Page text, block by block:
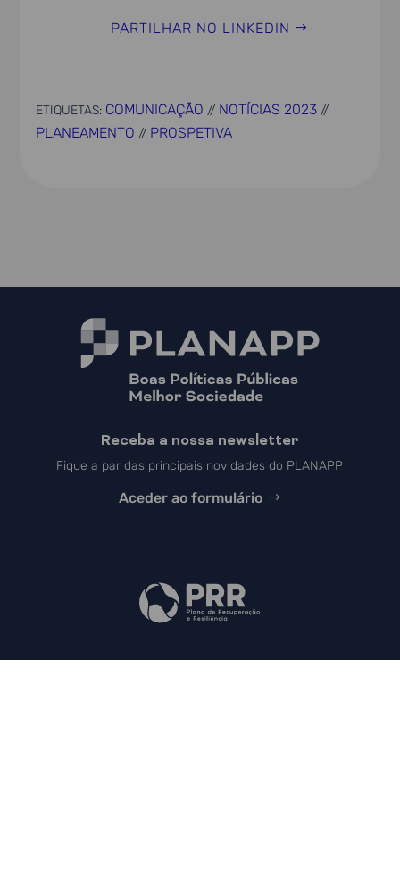
PARTILHAR NO LINKEDIN
ETIQUETAS: COMUNICAÇÃO // NOTÍCIAS 2023 //
PLANEAMENTO // PROSPETIVA
Receba a nossa newsletter
Fique a par das principais novidades do PLANAPP
Aceder ao formulário